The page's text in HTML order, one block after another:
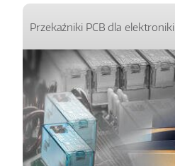
Przekaźniki PCB dla elektroniki